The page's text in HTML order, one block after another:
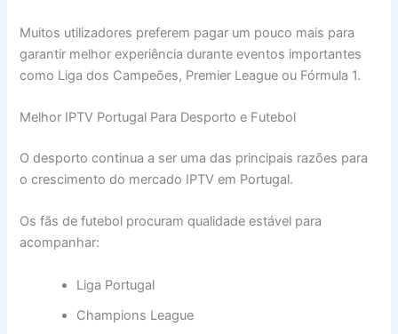
Muitos utilizadores preferem pagar um pouco mais para
garantir melhor experiência durante eventos importantes
como Liga dos Campeões, Premier League ou Fórmula 1.
Melhor IPTV Portugal Para Desporto e Futebol
O desporto continua a ser uma das principais razões para
o crescimento do mercado IPTV em Portugal.
Os fãs de futebol procuram qualidade estável para
acompanhar:
Liga Portugal
Champions League